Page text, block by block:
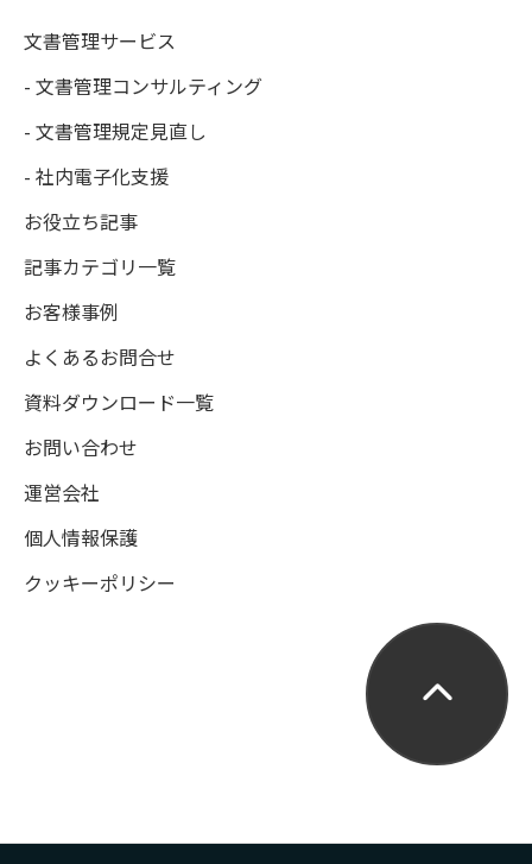
文書管理サービス
- 文書管理コンサルティング
- 文書管理規定見直し
- 社内電子化支援
お役立ち記事
記事カテゴリ一覧
お客様事例
よくあるお問合せ
資料ダウンロード一覧
お問い合わせ
運営会社
個人情報保護
クッキーポリシー